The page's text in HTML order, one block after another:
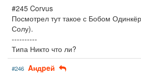
#245 Corvus
Посмотрел тут такое с Бобом
Солу).
----------
Типа Никто что ли?
#246 Aндpeй